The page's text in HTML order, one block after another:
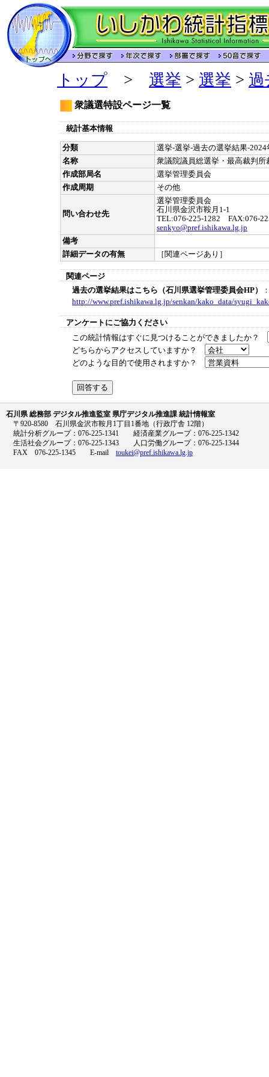
トップ > 選挙 > 選挙 > 過
衆議選特設ページ一覧
統計基本情報
分類
選挙-選挙-過去の選挙結果-
名称
衆議院議員総選挙・最高裁判所
作成部局名
選挙管理委員会
作成周期
その他
問い合わせ先
選挙管理委員会
石川県金沢市鞍月1-1
TEL:076-225-1282 FAX:076-
senkyo@pref.ishikawa.lg.jp
備考
詳細データの有無
［関連ページあり］
関連ページ
過去の選挙結果はこちら（石川県選挙管理委員会HP）
http://www.pref.ishikawa.lg.jp/senkan/kako_data/
アンケートにご協力ください
この統計情報はすぐに見つけることができましたか？
どちらからアクセスしていますか？
どのような目的で使用されますか？
石川県 総務部 デジタル推進監室 県庁デジタル推進課 統計情報室
〒920-8580 石川県金沢市鞍月1丁目1番地（行政庁舎 12階）
統計分析グループ：076-225-1341 経済産業グループ：076-225-1342
生活社会グループ：076-225-1343 人口労働グループ：076-225-1344
FAX 076-225-1345 E-mail toukei@pref.ishikawa.lg.jp